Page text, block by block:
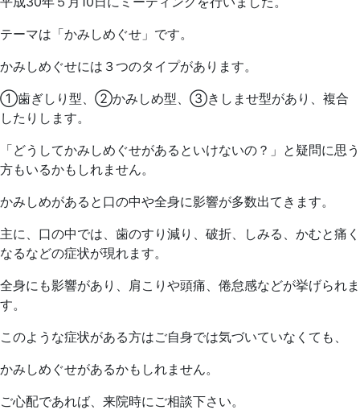
テーマは「かみしめぐせ」です。
かみしめぐせには３つのタイプがあります。
①歯ぎしり型、②かみしめ型、③きしませ型があり、複合
したりします。
「どうしてかみしめぐせがあるといけないの？」と疑問に思う
方もいるかもしれません。
かみしめがあると口の中や全身に影響が多数出てきます。
主に、口の中では、歯のすり減り、破折、しみる、かむと痛く
なるなどの症状が現れます。
全身にも影響があり、肩こりや頭痛、倦怠感などが挙げられま
す。
このような症状がある方はご自身では気づいていなくても、
かみしめぐせがあるかもしれません。
ご心配であれば、来院時にご相談下さい。